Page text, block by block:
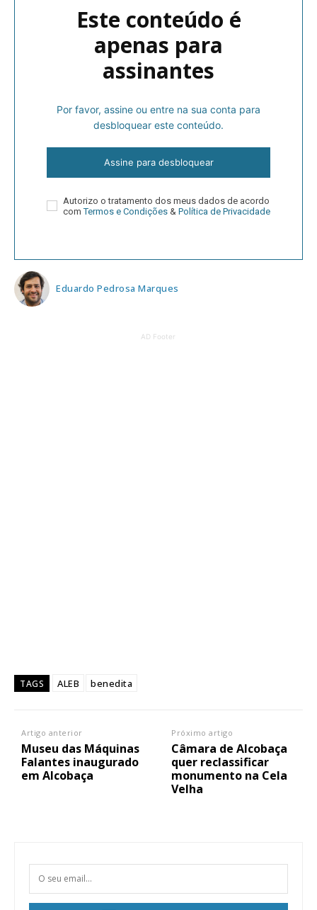
Este conteúdo é
apenas para
assinantes
Por favor, assine ou entre na sua conta para
desbloquear este conteúdo.
Assine para desbloquear
Autorizo o tratamento dos meus dados de acordo
comTermos e Condições & Política de Privacidade
Eduardo Pedrosa Marques
AD Footer
TAGS ALEB benedita
Artigo anterior
Museu das Máquinas
Falantes inaugurado
em Alcobaça
Próximo artigo
Câmara de Alcobaça
quer reclassificar
monumento na Cela
Velha